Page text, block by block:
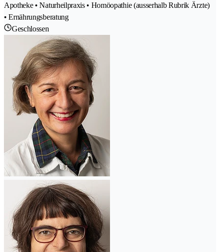
Apotheke • Naturheilpraxis • Homöopathie (ausserhalb Rubrik Ärzte)
• Ernährungsberatung
Geschlossen